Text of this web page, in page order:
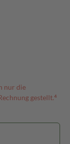
nur die
gestellt.⁴